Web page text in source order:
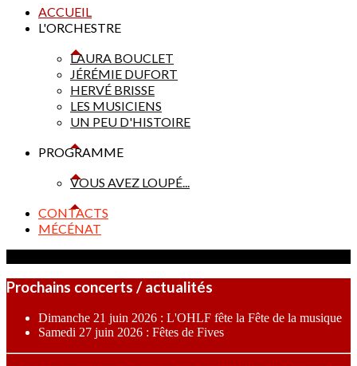
ACCUEIL
L'ORCHESTRE
LAURA BOUCLET
JÉRÉMIE DUFORT
HERVÉ BRISSE
LES MUSICIENS
UN PEU D'HISTOIRE
PROGRAMME
VOUS AVEZ LOUPÉ...
CONTACTS
MÉCÉNAT
Prochains concerts / actualités
Dimanche 21 juin 2026 : L'OHLF fête la Fête de la musique
Samedi 27 juin 2026 : Fêtes de Fives